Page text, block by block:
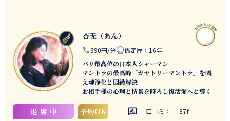
杏无（あん）
390円/分 鑑定歴 ： 16年
バリ最高位の日本人シャーマン
マントラの最高峰「ガヤトリーマントラ」を唱
え魂浄化と因縁解決
お相手様の心理と情景を降ろし復活愛へと導く
退席中 予約OK 口コミ： 87件